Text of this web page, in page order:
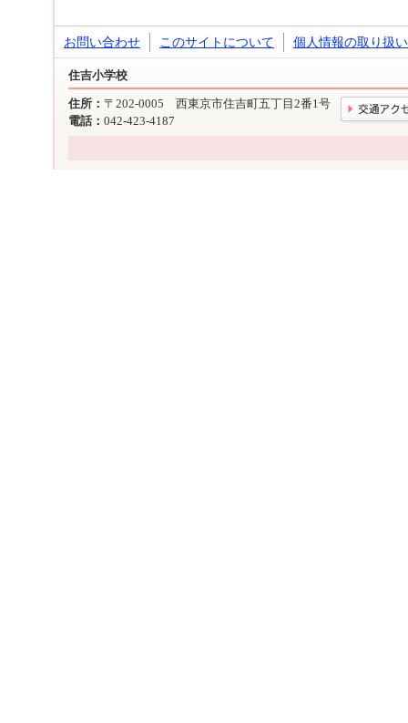
お問い合わせ このサイトについて 個人情報の取り扱い
住吉小学校
住所： 〒202-0005 西東京市住吉町五丁目2番1号
電話： 042-423-4187